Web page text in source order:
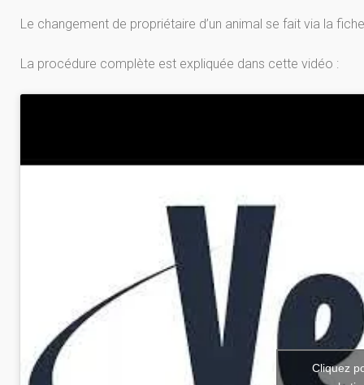
Le changement de propriétaire d’un animal se fait via la
La procédure complète est expliquée dans cette vidéo :
Cliquez